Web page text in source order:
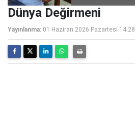
Dünya Değirmeni
Yayınlanma: 01 Haziran 2026 Pazartesi 14:28